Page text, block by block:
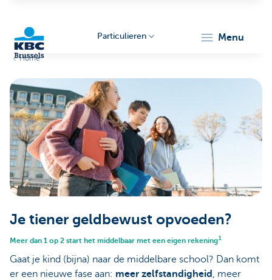
Brussels
Particulieren menu
Home
Je tiener geldbewust opvoeden?
Meer dan 1 op 2 start het middelbaar met een eigen rekening1
Gaat je kind (bijna) naar de middelbare school? Dan komt
er een nieuwe fase aan: meer zelfstandigheid , meer